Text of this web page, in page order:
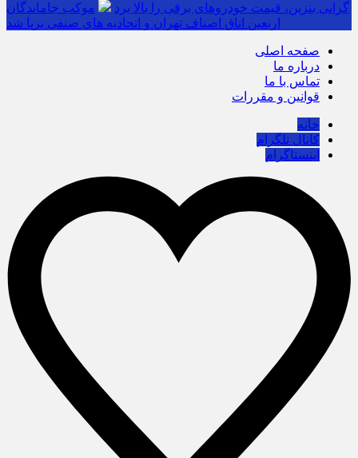
گرانی بنزین، قیمت خودروهای برقی را بالا برد
موکب جاماندگان
اربعین اتاق اصناف تهران و اتحادیه های صنفی برپا شد
صفحه اصلی
درباره ما
تماس با ما
قوانین و مقررات
خانه
کانال تلگرام
اینستاگرام